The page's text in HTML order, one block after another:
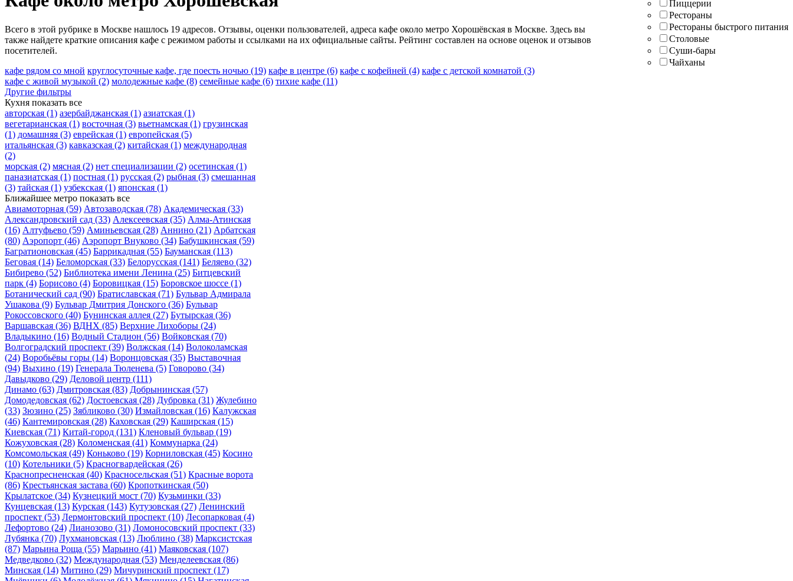
Пиццерии
Рестораны
Рестораны быстрого питания
Столовые
Суши-бары
Чайханы
Всего в этой рубрике в Москве нашлось 19 адресов. Отзывы, оценки пользователей, адреса кафе около метро Хорошёвская в Москве. Здесь вы
также найдете краткие описания кафе с режимом работы и ссылками на их официальные сайты. Рейтинг составлен на основе оценок и отзывов
посетителей.
кафе рядом со мной круглосуточные кафе, где поесть ночью (19) кафе в центре (6) кафе с кофейней (4) кафе с детской комнатой (3)
кафе с живой музыкой (2) молодежные кафе (8) семейные кафе (6) тихие кафе (11)
Другие фильтры
Кухня показать все
авторская (1) азербайджанская (1) азиатская (1)
вегетарианская (1) восточная (3) вьетнамская (1) грузинская
(1) домашняя (3) еврейская (1) европейская (5)
итальянская (3) кавказская (2) китайская (1) международная
(2)
морская (2) мясная (2) нет специализации (2) осетинская (1)
паназиатская (1) постная (1) русская (2) рыбная (3) смешанная
(3) тайская (1) узбекская (1) японская (1)
Ближайшее метро показать все
Авиамоторная (59) Автозаводская (78) Академическая (33)
Александровский сад (33) Алексеевская (35) Алма-Атинская
(16) Алтуфьево (59) Аминьевская (28) Аннино (21) Арбатская
(80) Аэропорт (46) Аэропорт Внуково (34) Бабушкинская (59)
Багратионовская (45) Баррикадная (55) Бауманская (113)
Беговая (14) Беломорская (33) Белорусская (141) Беляево (32)
Бибирево (52) Библиотека имени Ленина (25) Битцевский
парк (4) Борисово (4) Боровицкая (15) Боровское шоссе (1)
Ботанический сад (90) Братиславская (71) Бульвар Адмирала
Ушакова (9) Бульвар Дмитрия Донского (36) Бульвар
Рокоссовского (40) Бунинская аллея (27) Бутырская (36)
Варшавская (36) ВДНХ (85) Верхние Лихоборы (24)
Владыкино (16) Водный Стадион (56) Войковская (70)
Волгоградский проспект (39) Волжская (14) Волоколамская
(24) Воробьёвы горы (14) Воронцовская (35) Выставочная
(94) Выхино (19) Генерала Тюленева (5) Говорово (34)
Давыдково (29) Деловой центр (111)
Динамо (63) Дмитровская (83) Добрынинская (57)
Домодедовская (62) Достоевская (28) Дубровка (31) Жулебино
(33) Зюзино (25) Зябликово (30) Измайловская (16) Калужская
(46) Кантемировская (28) Каховская (29) Каширская (15)
Киевская (71) Китай-город (131) Кленовый бульвар (19)
Кожуховская (28) Коломенская (41) Коммунарка (24)
Комсомольская (49) Коньково (19) Корниловская (45) Косино
(10) Котельники (5) Красногвардейская (26)
Краснопресненская (40) Красносельская (51) Красные ворота
(86) Крестьянская застава (60) Кропоткинская (50)
Крылатское (34) Кузнецкий мост (70) Кузьминки (33)
Кунцевская (13) Курская (143) Кутузовская (27) Ленинский
проспект (53) Лермонтовский проспект (10) Лесопарковая (4)
Лефортово (24) Лианозово (31) Ломоносовский проспект (33)
Лубянка (70) Лухмановская (13) Люблино (38) Марксистская
(87) Марьина Роща (55) Марьино (41) Маяковская (107)
Медведково (32) Международная (53) Менделеевская (86)
Минская (14) Митино (29) Мичуринский проспект (17)